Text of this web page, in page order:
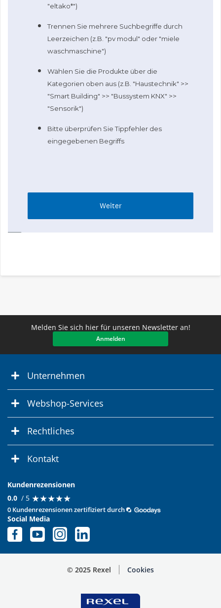
Melden Sie sich hier für unseren Newsletter an!
Anmelden
Unternehmen
Webshop-Services
Rechtliches
Kontakt
Kundenrezensionen
0.0 / 5 ★★★★★
★★★★★
0 Kundenrezensionen zertifiziert durch
Social Media
© 2025 Rexel Cookies